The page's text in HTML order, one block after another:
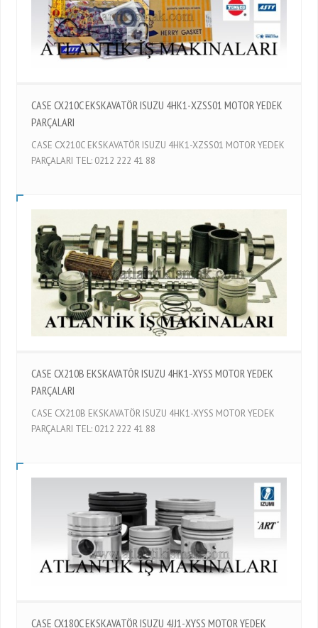
CASE CX210C EKSKAVATÖR ISUZU 4HK1-XZSS01 MOTOR YEDEK
PARÇALARI
CASE CX210C EKSKAVATÖR ISUZU 4HK1-XZSS01 MOTOR YEDEK
PARÇALARI TEL: 0212 222 41 88
CASE CX210B EKSKAVATÖR ISUZU 4HK1-XYSS MOTOR YEDEK
PARÇALARI
CASE CX210B EKSKAVATÖR ISUZU 4HK1-XYSS MOTOR YEDEK
PARÇALARI TEL: 0212 222 41 88
CASE CX180C EKSKAVATÖR ISUZU 4JJ1-XYSS MOTOR YEDEK